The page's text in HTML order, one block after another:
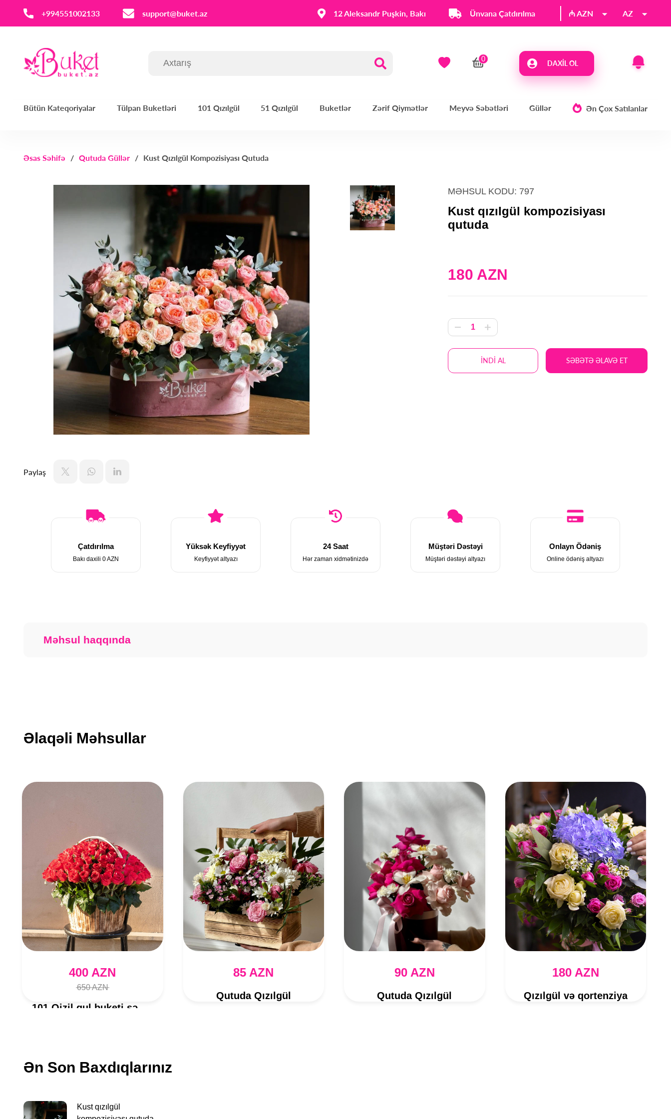
‪+994551002133‬ support@buket.az 12 Aleksandr Puşkin, Bakı Ünvana Çatdırılma ₼ AZN AZ
DAXIL OL
Bütün Kateqoriyalar Tülpan Buketləri 101 Qızılgül 51 Qızılgül Buketlər Zərif Qiymətlər Meyvə Səbətləri Güllər Ən Çox Satılanlar
Əsas Səhifə Qutuda Güllər Kust Qızılgül Kompozisiyası Qutuda
Paylaş
MƏHSUL KODU: 797
Kust qızılgül kompozisiyası
qutuda
180 AZN
İNDİ AL SƏBƏTƏ ƏLAVƏ ET
Çatdırılma
Bakı daxili 0 AZN
Yüksək Keyfiyyət
Keyfiyyət altyazı
24 Saat
Hər zaman xidmətinizdə
Müştəri Dəstəyi
Müştəri dəstəyi altyazı
Onlayn Ödəniş
Online ödəniş altyazı
Məhsul haqqında
Əlaqəli Məhsullar
400 AZN
650 AZN
85 AZN
Qutuda Qızılgül
90 AZN
Qutuda Qızılgül
180 AZN
Qızılgül və qortenziya
Ən Son Baxdıqlarınız
Kust qızılgül